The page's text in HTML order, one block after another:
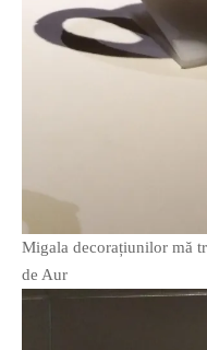
Filme-Carti.ro
Migala decorațiunilor mă
de Aur